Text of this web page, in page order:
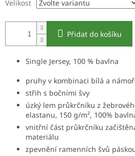
Velikost
Přidat do košíku
Single Jersey, 100 % bavlna
pruhy v kombinaci bílá a
střih s bočními švy
úzký lem průkrčníku z
elastanu, 150 g/m², 100%
vnitřní část průkrčníku
materiálu
zpevnění ramenních švů